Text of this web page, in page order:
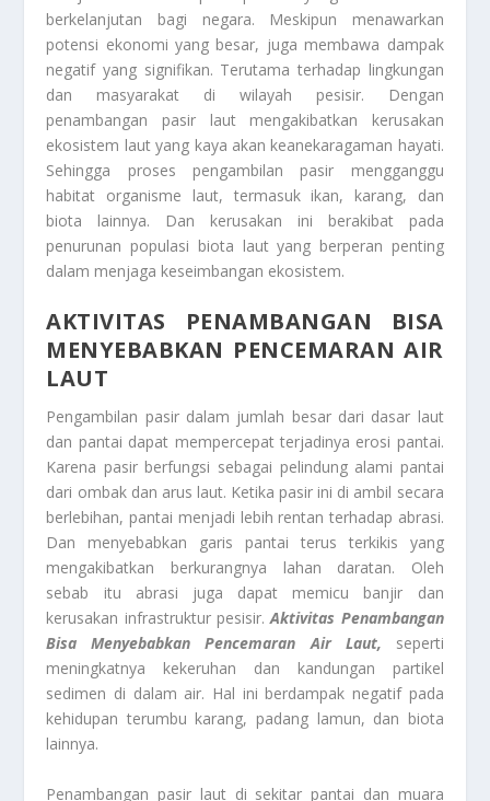
berkelanjutan bagi negara. Meskipun menawarkan
potensi ekonomi yang besar, juga membawa dampak
negatif yang signifikan. Terutama terhadap lingkungan
dan masyarakat di wilayah pesisir. Dengan
penambangan pasir laut mengakibatkan kerusakan
ekosistem laut yang kaya akan keanekaragaman hayati.
Sehingga proses pengambilan pasir mengganggu
habitat organisme laut, termasuk ikan, karang, dan
biota lainnya. Dan kerusakan ini berakibat pada
penurunan populasi biota laut yang berperan penting
dalam menjaga keseimbangan ekosistem.
AKTIVITAS PENAMBANGAN BISA
MENYEBABKAN PENCEMARAN AIR
LAUT
Pengambilan pasir dalam jumlah besar dari dasar laut
dan pantai dapat mempercepat terjadinya erosi pantai.
Karena pasir berfungsi sebagai pelindung alami pantai
dari ombak dan arus laut. Ketika pasir ini di ambil secara
berlebihan, pantai menjadi lebih rentan terhadap abrasi.
Dan menyebabkan garis pantai terus terkikis yang
mengakibatkan berkurangnya lahan daratan. Oleh
sebab itu abrasi juga dapat memicu banjir dan
kerusakan infrastruktur pesisir.Aktivitas Penambangan
Bisa Menyebabkan Pencemaran Air Laut, seperti
meningkatnya kekeruhan dan kandungan partikel
sedimen di dalam air. Hal ini berdampak negatif pada
kehidupan terumbu karang, padang lamun, dan biota
lainnya.
Penambangan pasir laut di sekitar pantai dan muara